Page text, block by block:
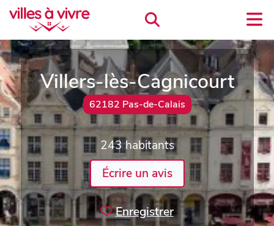
Villers-lès-Cagnicourt
62182 Pas-de-Calais
243 habitants
Écrire un avis
Enregistrer